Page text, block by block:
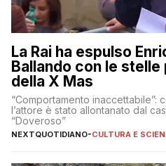
La Rai ha espulso
Ballando con le
della X Mas
“Comportamento inaccettabile”:
l’attore è stato allontanato dal
“Doveroso”
NEXTQUOTIDIANO-CULTURA E